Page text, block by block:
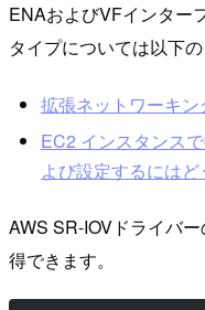
ENAおよびVFインター
タイプについては以下
拡張ネットワーキ
EC2 インスタンス
よび設定するには
AWS SR-IOVドライバ
得できます。